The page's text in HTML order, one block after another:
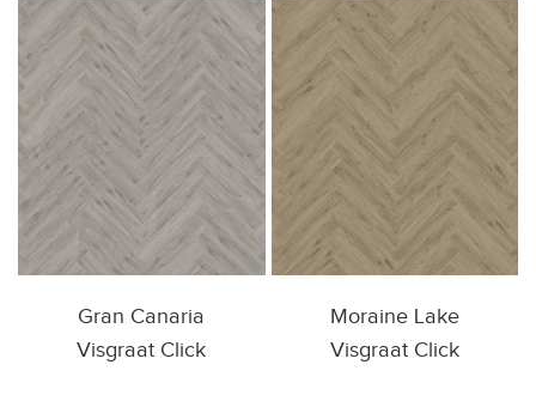
Gran Canaria
Visgraat Click
Moraine Lake
Visgraat Click